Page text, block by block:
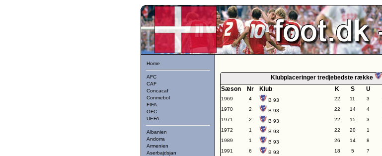
Home
AFC
CAF
Concacaf
Conmebol
FIFA
OFC
UEFA
Albanien
Andorra
Armenien
Aserbajdsjan
Klubplaceringer tredjebedste række
Sæson
Nr Klub K S U
1969 4 B 93 22 11 3
1970
2 B 93 22 14 4
1971
2 B 93 22 15 3
1972
1 B 93 22 20 1
1989
1 B 93 26 14 8
1991
6 B 93 18 5 7